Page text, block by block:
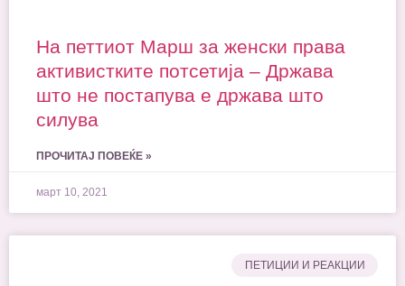
На петтиот Марш за женски права
активистките потсетија – Држава
што не постапува е држава што
силува
ПРОЧИТАЈ ПОВЕЌЕ »
март 10, 2021
ПЕТИЦИИ И РЕАКЦИИ